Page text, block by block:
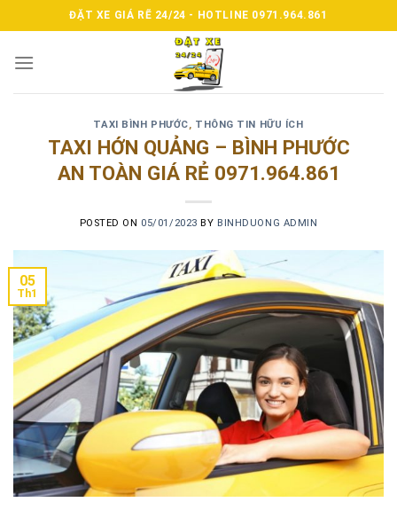
to
content
ĐẶT XE GIÁ RẼ 24/24 - HOTLINE 0971.964.861
TAXI BÌNH PHƯỚC, THÔNG TIN HỮU ÍCH
TAXI HỚN QUẢNG – BÌNH PHƯỚC
AN TOÀN GIÁ RẺ 0971.964.861
POSTED ON 05/01/2023 BY BINHDUONG ADMIN
05
Th1